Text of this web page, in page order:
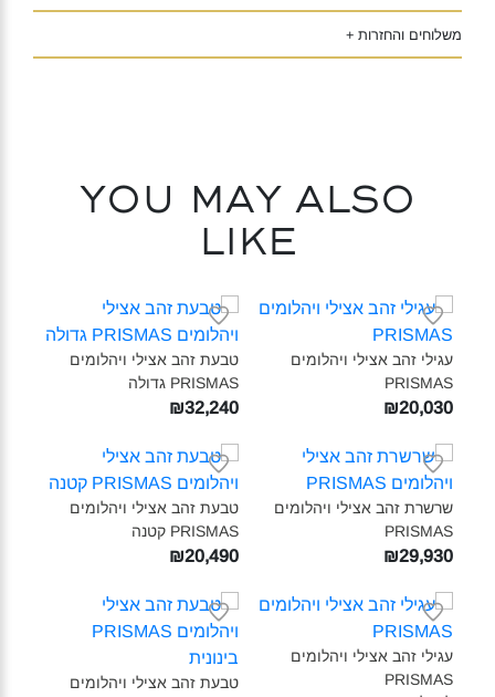
משלוחים והחזרות +
You may also
like
עגילי זהב אצילי ויהלומים
PRISMAS‎
₪20,030
טבעת זהב אצילי ויהלומים
PRISMAS גדולה‎
₪32,240
שרשרת זהב אצילי ויהלומים
PRISMAS‎
₪29,930
טבעת זהב אצילי ויהלומים
PRISMAS קטנה‎
₪20,490
עגילי זהב אצילי ויהלומים
PRISMAS‎
טבעת זהב אצילי ויהלומים